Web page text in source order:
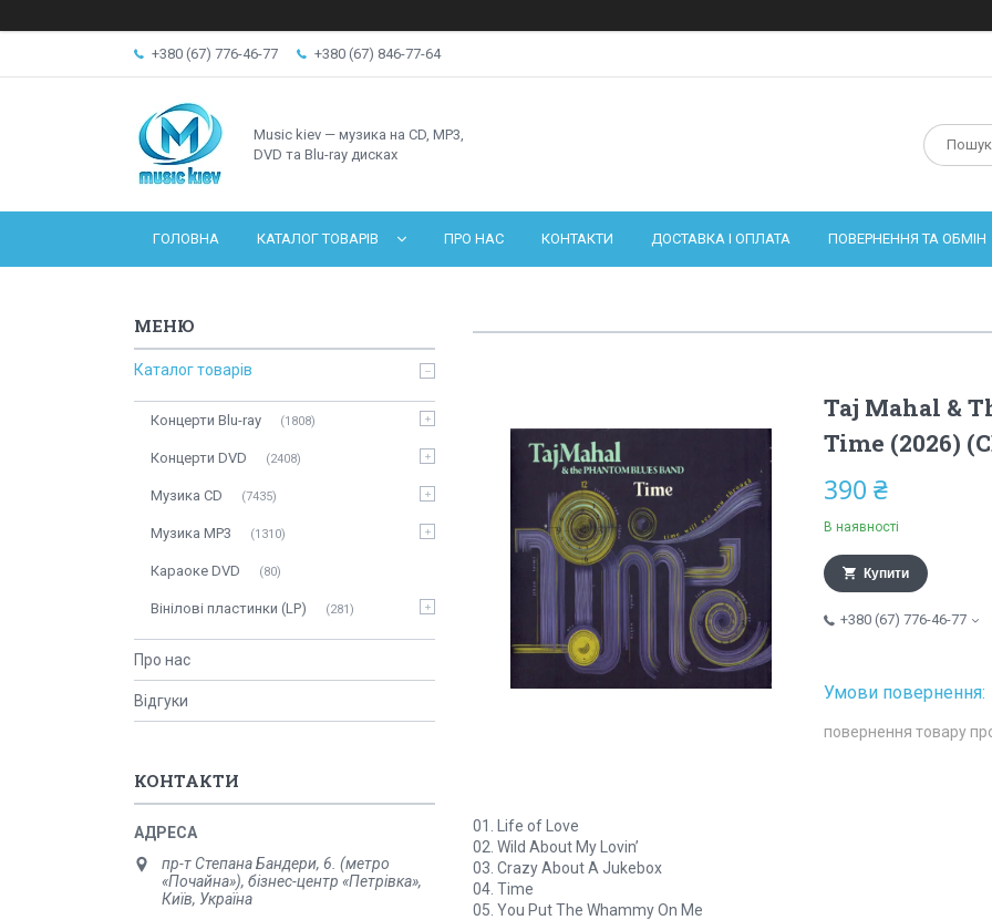
+380 (67) 776-46-77 +380 (67) 846-77-64
Music kiev — музика на CD, MP3,
DVD та Blu-ray дисках
ГОЛОВНА КАТАЛОГ ТОВАРІВ ПРО НАС КОНТАКТИ ДОСТАВКА І ОПЛАТА ПОВЕРНЕННЯ ТА ОБМІН
Taj Mahal &
Time (2026)
390 ₴
В наявності
Купити
+380 (67) 776-46-77
повернення товару
01. Life of Love
02. Wild About My Lovin’
03. Crazy About A Jukebox
04. Time
05. You Put The Whammy On Me
Каталог товарів
Концерти Blu-ray 1808
Концерти DVD 2408
Музика CD 7435
Музика MP3 1310
Караоке DVD 80
Вінілові пластинки (LP) 281
Про нас
Відгуки
КОНТАКТИ
пр-т Степана Бандери, 6. (метро
«Почайна»), бізнес-центр «Петрівка»,
Київ, Україна